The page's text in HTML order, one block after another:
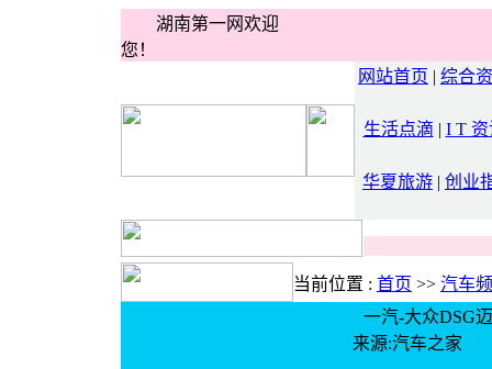
湖南第一网欢迎
您！
网站首页 | 综合
生活点滴 | I T 资
华夏旅游 | 创业
当前位置 : 首页 >> 汽车
一汽-大众DSG
来源:汽车